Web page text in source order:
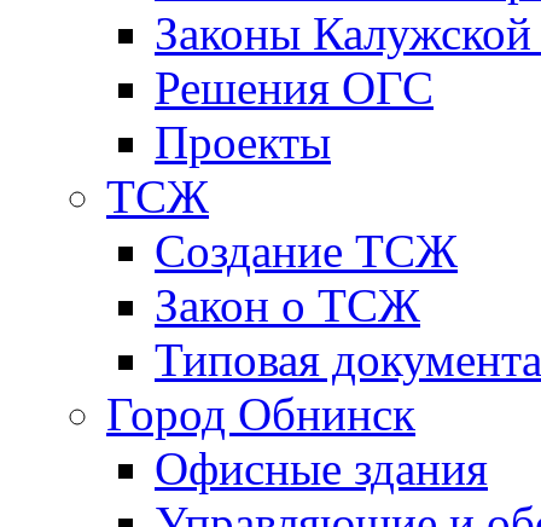
Законы Калужской
Решения ОГС
Проекты
ТСЖ
Создание ТСЖ
Закон о ТСЖ
Типовая
Город Обнинск
Офисные здания